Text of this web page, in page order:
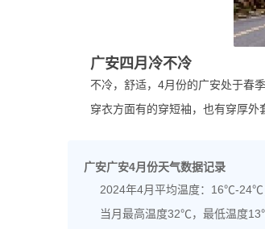
广安四月冷不冷
不冷，舒适，4月份的广安处于春
穿衣方面有的穿短袖，也有穿厚外
广安广安4月份天气数据记录
2024年4月平均温度：16℃-24℃
当月最高温度32℃，最低温度